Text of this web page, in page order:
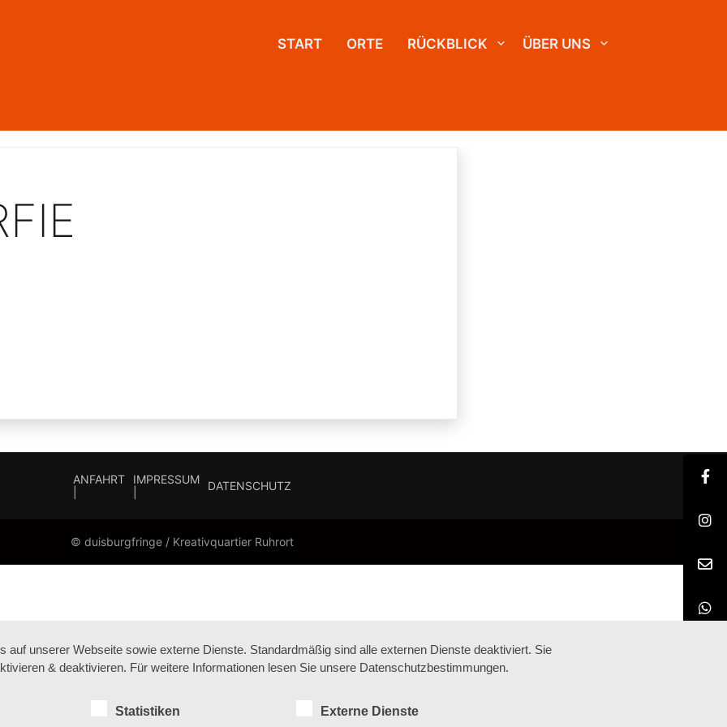
START ORTE RÜCKBLICK ÜBER UNS
ANFAHRT
IMPRESSUM
DATENSCHUTZ
© duisburgfringe / Kreativquartier Ruhrort
auf unserer Webseite sowie externe Dienste. Standardmäßig sind alle externen Dienste deaktiviert. Sie
& deaktivieren. Für weitere Informationen lesen Sie unsere Datenschutzbestimmungen.
Statistiken Externe Dienste